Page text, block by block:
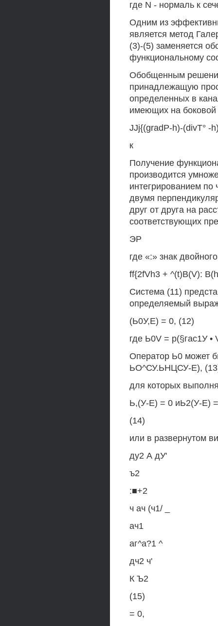
где N - нормаль к
Одним из
является метод
(3)-(5) заменяется
функциональному
Обобщенным
принадлежащую
определенных в
имеющих на боковой
JJj{(gradP-h)-(divT° -
к
Получение
производится
интегрированием по
двумя
друг от друга на
соответствующих
ЭР
где «:» знак
ff{2fVh3 + ^(t)B(V):
Система (11)
определяемый
(Ь0У,Е) = 0, (12)
где Ь0V = р(§гас1У
Оператор Ь0 может
ЬО^СУ.ЬНЦСУ-Е),
для которых
Ь,(У-Е) = 0 иЬ2(У-Е)
(14)
или в развернутом
ду2 А дУ'
ъ2
:■+2
ч ач (ч1/ _
ач1
аг^а?1 ^
дч2 ч'
К Ъ2
(15)
= 0,